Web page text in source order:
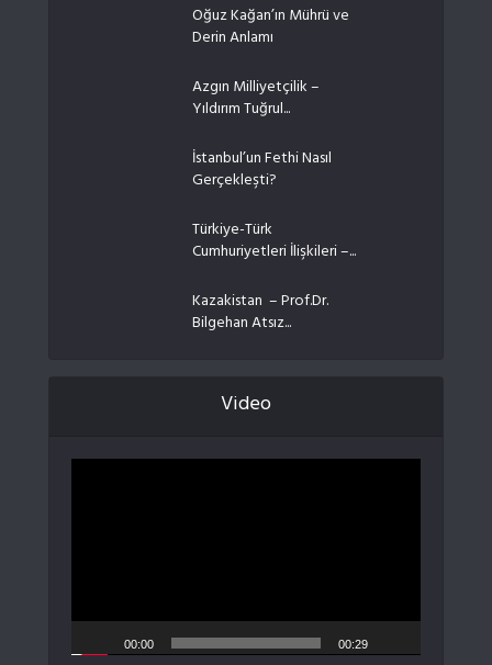
Oğuz Kağan’ın Mührü ve
Derin Anlamı
Azgın Milliyetçilik –
Yıldırım Tuğrul...
İstanbul’un Fethi Nasıl
Gerçekleşti?
Türkiye-Türk
Cumhuriyetleri İlişkileri –...
Kazakistan – Prof.Dr.
Bilgehan Atsız...
Video
00:00 00:29